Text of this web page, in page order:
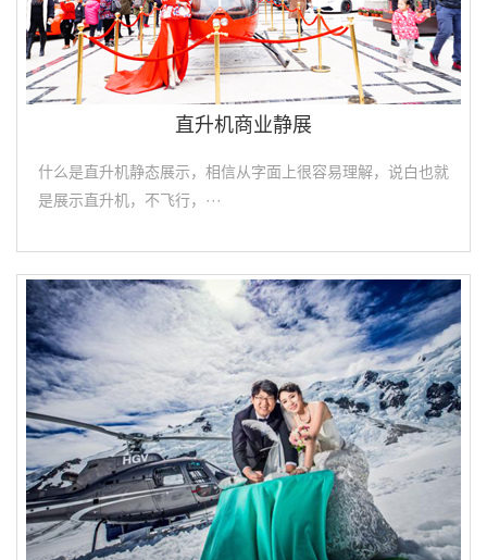
直升机商业静展
什么是直升机静态展示，相信从字面上很容易理解，说白也就
是展示直升机，不飞行，···